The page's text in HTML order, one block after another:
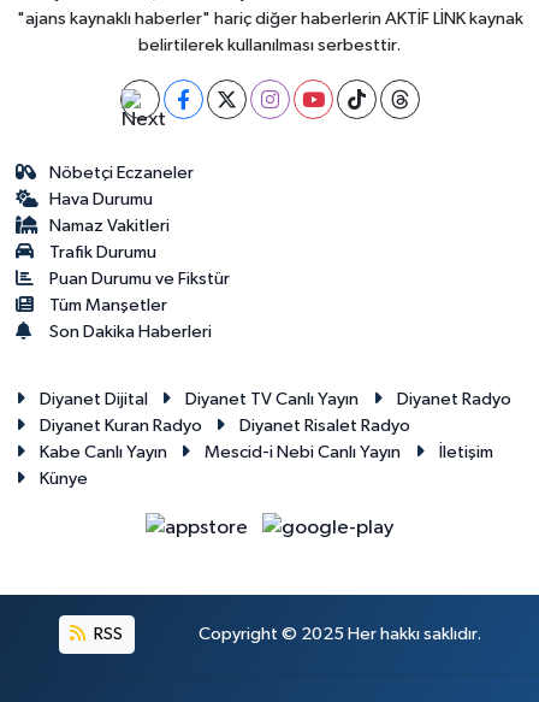
"ajans kaynaklı haberler" hariç diğer haberlerin AKTİF LİNK kaynak
belirtilerek kullanılması serbesttir.
Nöbetçi Eczaneler
Hava Durumu
Namaz Vakitleri
Trafik Durumu
Puan Durumu ve Fikstür
Tüm Manşetler
Son Dakika Haberleri
Diyanet Dijital Diyanet TV Canlı Yayın
Diyanet Radyo
Diyanet Kuran Radyo
Diyanet Risalet Radyo
Kabe Canlı Yayın
Mescid-i Nebi Canlı Yayın
İletişim
Künye
RSS Copyright © 2025 Her hakkı saklıdır.